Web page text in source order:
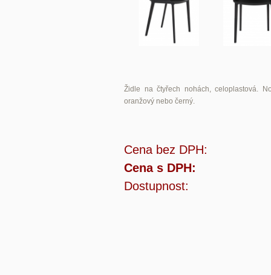
Židle na čtyřech nohách, celoplastová.
oranžový nebo černý.
Cena bez DPH:
Cena s DPH:
Dostupnost: